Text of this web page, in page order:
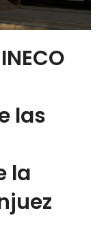
las
la